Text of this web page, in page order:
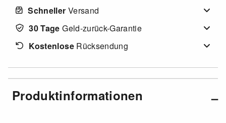
Schneller Versand
30 Tage Geld-zurück-Garantie
KostenloseRücksendung
Produktinformationen